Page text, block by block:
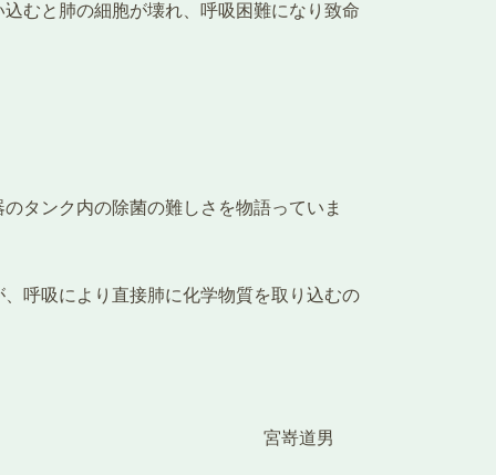
むと肺の細胞が壊れ、呼吸困難になり致命
タンク内の除菌の難しさを物語っていま
呼吸により直接肺に化学物質を取り込むの
通機構 宮嵜道男